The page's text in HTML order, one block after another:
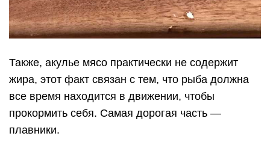
Также, акулье мясо практически не содержит
жира, этот факт связан с тем, что рыба должна
все время находится в движении, чтобы
прокормить себя. Самая дорогая часть —
плавники.